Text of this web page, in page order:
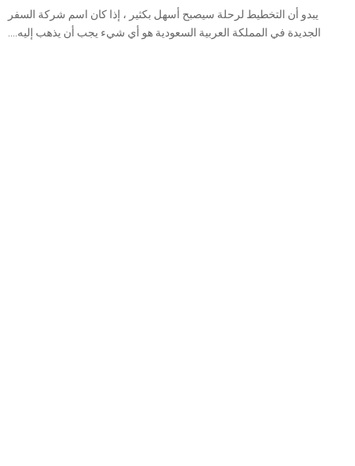
يبدو أن التخطيط لرحلة سيصبح أسهل بكثير ، إذا كان اسم شركة السفر
الجديدة في المملكة العربية السعودية هو أي شيء يجب أن يذهب إليه....